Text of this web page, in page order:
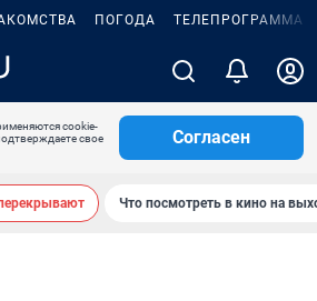
ПОГОДА ТЕЛЕПРОГРАММА
cookie-
свое
Согласен
Что посмотреть в кино на